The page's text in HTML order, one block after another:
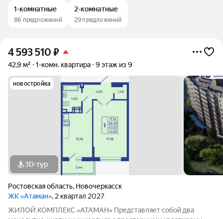
1-комнатные
86 предложений
2-комнатные
29 предложений
4 593 510 ₽
42,9 м² 1-комн. квартира 9 этаж из 9
новостройка
3D-тур
Ростовская область, Новочеркасск
ЖК «Атаман», 2 квартал 2027
ЖИЛОЙ КОМПЛЕКС «АТАМАН» Представляет собой два